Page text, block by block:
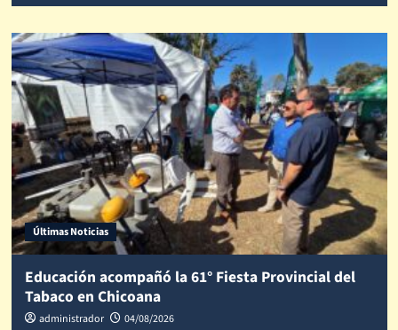
Últimas Noticias
Educación acompañó la 61° Fiesta Provincial del
Tabaco en Chicoana
administrador 04/08/2026